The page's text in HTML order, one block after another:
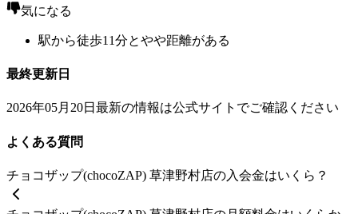
気になる
駅から徒歩11分とやや距離がある
最終更新日
2026年05月20日 最新の情報は公式サイトでご確認ください
よくある質問
チョコザップ(chocoZAP) 草津野村店の入会金はいくら？